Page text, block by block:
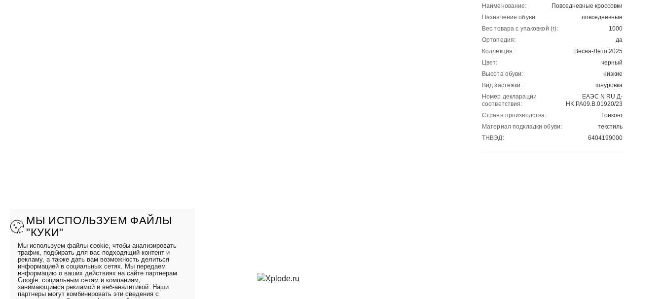
Наименование:
Повседневные кроссовки
Назначение обуви:
повседневные
Вес товара с упаковкой (г):
1000
Ортопедия:
да
Коллекция:
Весна-Лето 2025
Цвет:
черный
Высота обуви:
низкие
Вид застежки:
шнуровка
Номер декларации
соответствия:
ЕАЭС N RU Д-
HK.РА09.В.01920/23
Страна производства:
Гонконг
Материал подкладки обуви:
текстиль
ТНВЭД:
6404199000
МЫ ИСПОЛЬЗУЕМ ФАЙЛЫ
"КУКИ"
Мы используем файлы cookie, чтобы анализировать
трафик, подбирать для вас подходящий контент и
рекламу, а также дать вам возможность делиться
информацией в социальных сетях. Мы передаем
информацию о ваших действиях на сайте партнерам
Google: социальным сетям и компаниям,
занимающимся рекламой и веб-аналитикой. Наши
партнеры могут комбинировать эти сведения с